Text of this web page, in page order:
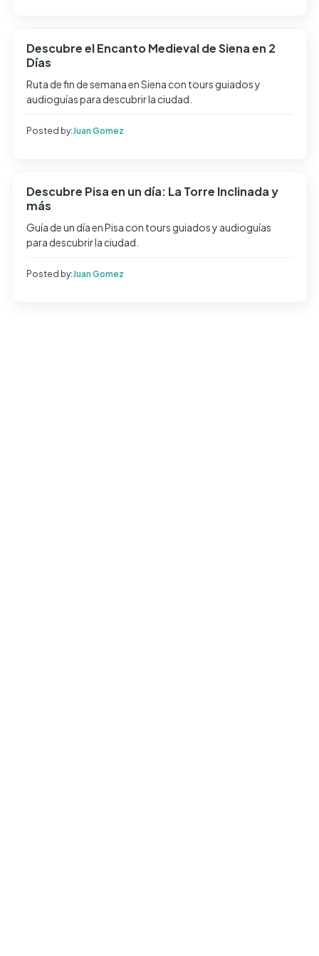
Descubre el Encanto Medieval de Siena en 2
Días
Ruta de fin de semana en Siena con tours guiados y
audioguías para descubrir la ciudad.
Posted by:Juan Gomez
Descubre Pisa en un día: La Torre Inclinada y
más
Guía de un día en Pisa con tours guiados y audioguías
para descubrir la ciudad.
Posted by:Juan Gomez